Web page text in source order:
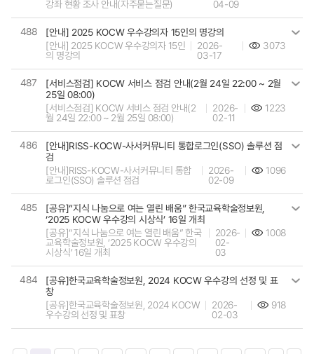
강좌 현황 조사 안내(자주묻는질문) 04-09
488
[안내] 2025 KOCW 우수강의자 15인의 명강의
[안내] 2025 KOCW 우수강의자 15인
의 명강의
2026-
03-17
3073
487
[서비스점검] KOCW 서비스 점검 안내(2월 24일 22:00 ~ 2월
25일 08:00)
[서비스점검] KOCW 서비스 점검 안내(2
월 24일 22:00 ~ 2월 25일 08:00)
2026-
02-11
1223
486
[안내]RISS-KOCW-사서커뮤니티 통합로그인(SSO) 솔루션 점
검
[안내]RISS-KOCW-사서커뮤니티 통합
로그인(SSO) 솔루션 점검
2026-
02-09
1096
485
[공유]“지식 나눔으로 여는 열린 배움” 한국교육학술정보원,
‘2025 KOCW 우수강의 시상식’ 16일 개최
[공유]“지식 나눔으로 여는 열린 배움” 한국
교육학술정보원, ‘2025 KOCW 우수강의
시상식’ 16일 개최
2026-
02-
03
1008
484
[공유]한국교육학술정보원, 2024 KOCW 우수강의 선정 및 표
창
[공유]한국교육학술정보원, 2024 KOCW
우수강의 선정 및 표창
2026-
02-03
918